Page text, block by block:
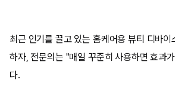
최근 인기를 끌고 있는 홈케어용 뷰티 디바이
하자, 전문의는 "매일 꾸준히 사용하면 효과
다.